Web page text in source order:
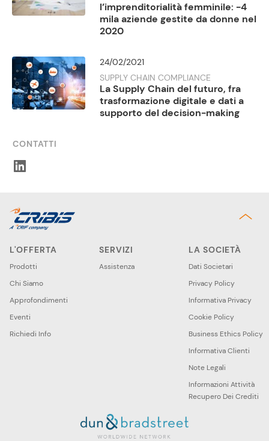
l’imprenditorialità femminile: -4
mila aziende gestite da donne nel
2020
24/02/2021
SUPPLY CHAIN COMPLIANCE
La Supply Chain del futuro, fra
trasformazione digitale e dati a
supporto del decision-making
CONTATTI
L'OFFERTA
Prodotti
Chi Siamo
Approfondimenti
Eventi
Richiedi Info
SERVIZI
Assistenza
LA SOCIETÀ
Dati Societari
Privacy Policy
Informativa Privacy
Cookie Policy
Business Ethics Policy
Informativa Clienti
Note Legali
Informazioni Attività
Recupero Dei Crediti